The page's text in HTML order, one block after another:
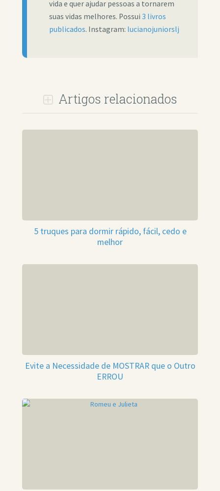
vida e quer ajudar pessoas a tornarem
suas vidas melhores. Possui 3 livros
publicados. Instagram: lucianojuniorslj
Artigos relacionados
5 truques para dormir rápido, fácil, cedo e
melhor
Evite a Necessidade de MOSTRAR que o Outro
ERROU